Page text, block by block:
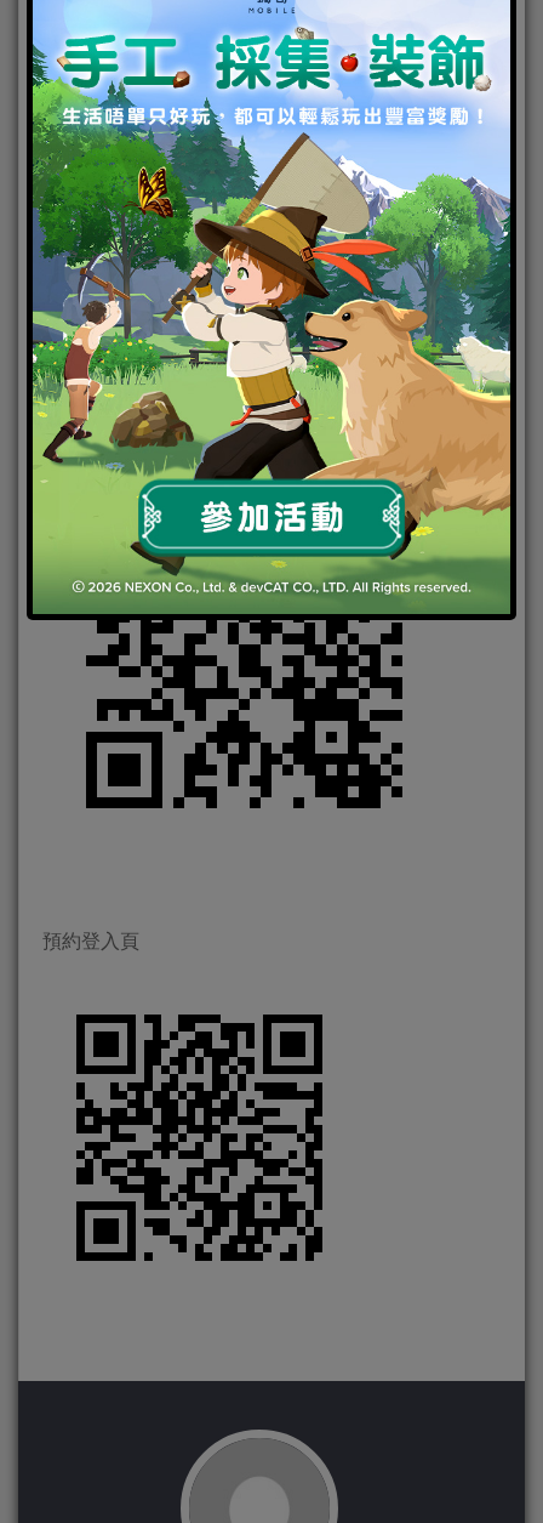
《約會大作戰：精靈再臨》即日起預約登入即送超值
好禮，高清晰的狂三正在等著你！最新消息請關注官
方粉絲專頁，將會有後續的消息以及福利呦。
預約登入頁:http://datealive.heartsnet.tw/register
巴哈姆特討論區:https://forum.gamer.com.tw/A.php?
bsn=35230
官方粉絲
團: https://www.facebook.com/DATEALIVE.MOBILE/
預約登入頁